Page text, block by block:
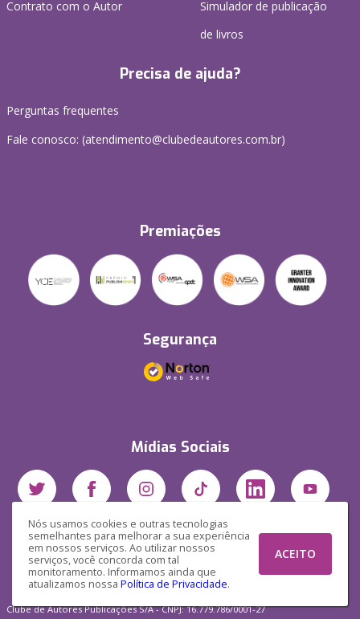
Nós usamos cookies e outras tecnologias
semelhantes para melhorar a sua experiência
em nossos serviços. Ao utilizar nossos
serviços, você concorda com tal
monitoramento. Informamos ainda que
atualizamos nossa Política de Privacidade.
ACEITO
Contrato com o Autor
Simulador de publicação
de livros
Precisa de ajuda?
Perguntas frequentes
Fale conosco: (atendimento@clubedeautores.com.br)
Premiações
Segurança
Mídias Sociais
Clube de Autores Publicações S/A - CNPJ: 16.779.786/0001-27